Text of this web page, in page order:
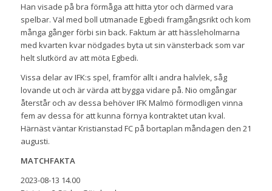
Han visade på bra förmåga att hitta ytor och därmed vara
spelbar. Väl med boll utmanade Egbedi framgångsrikt och kom
många gånger förbi sin back. Faktum är att hässleholmarna
med kvarten kvar nödgades byta ut sin vänsterback som var
helt slutkörd av att möta Egbedi.
Vissa delar av IFK:s spel, framför allt i andra halvlek, såg
lovande ut och är värda att bygga vidare på. Nio omgångar
återstår och av dessa behöver IFK Malmö förmodligen vinna
fem av dessa för att kunna förnya kontraktet utan kval.
Härnäst väntar Kristianstad FC på bortaplan måndagen den 21
augusti.
MATCHFAKTA
2023-08-13 14.00